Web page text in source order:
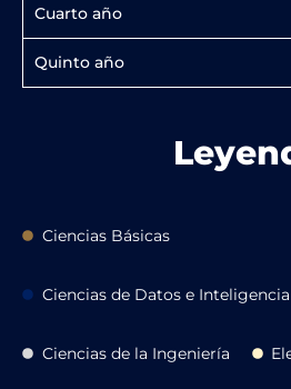
Cuarto año
Quinto año
Ciencias Básicas
Ciencias de Datos e
Ciencias de la Ingeniería